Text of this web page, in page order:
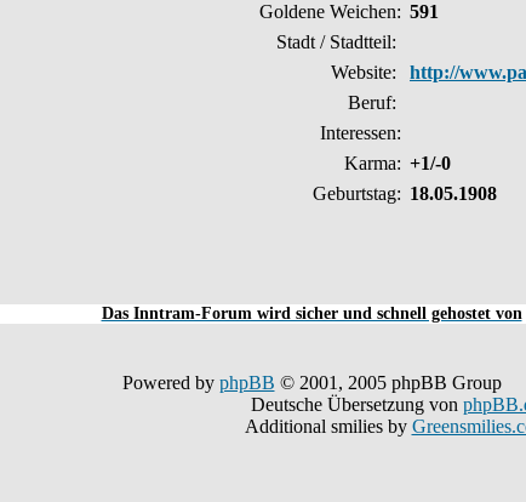
Goldene Weichen: 591
Stadt / Stadtteil:
Website:
http://
Beruf:
Interessen:
Karma: +1/-0
Geburtstag: 18.05.1908
Das Inntram-Forum wird sicher und schnell gehostet von
Powered by phpBB © 2001, 2005 phpBB Group
Deutsche Übersetzung von
Additional smilies by